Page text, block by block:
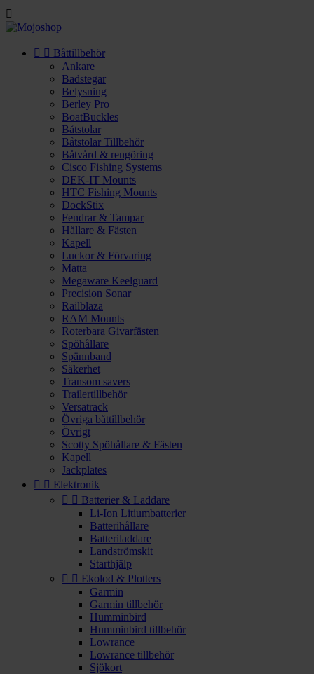

  Båttillbehör
Ankare
Badstegar
Belysning
Berley Pro
BoatBuckles
Båtstolar
Båtstolar Tillbehör
Båtvård & rengöring
Cisco Fishing Systems
DEK-IT Mounts
HTC Fishing Mounts
DockStix
Fendrar & Tampar
Hållare & Fästen
Kapell
Luckor & Förvaring
Matta
Megaware Keelguard
Precision Sonar
Railblaza
RAM Mounts
Roterbara Givarfästen
Spöhållare
Spännband
Säkerhet
Transom savers
Trailertillbehör
Versatrack
Övriga båttillbehör
Övrigt
Scotty Spöhållare & Fästen
Kapell
Jackplates
  Elektronik
  Batterier & Laddare
Li-Ion Litiumbatterier
Batterihållare
Batteriladdare
Landströmskit
Starthjälp
  Ekolod & Plotters
Garmin
Garmin tillbehör
Humminbird
Humminbird tillbehör
Lowrance
Lowrance tillbehör
Sjökort